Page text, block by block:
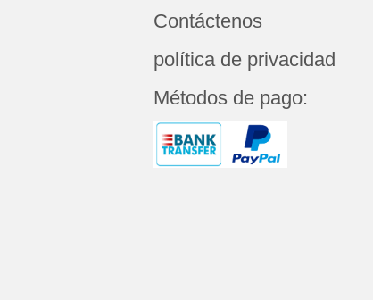
Contáctenos
política de privacidad
Métodos de pago: